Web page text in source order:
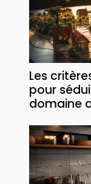
Les
pour
domaine